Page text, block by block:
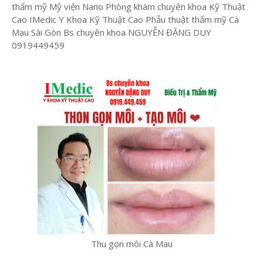
thẩm mỹ Mỹ viện Nano Phòng khám chuyên khoa Kỹ Thuật
Cao IMedic Y Khoa Kỹ Thuật Cao Phẫu thuật thẩm mỹ Cà
Mau Sài Gòn Bs chuyên khoa NGUYỄN ĐẶNG DUY
0919449459
Thu gọn môi Cà Mau